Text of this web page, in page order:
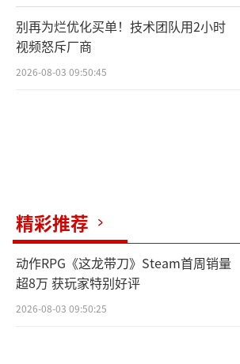
别再为烂优化买单！技术团队用2小时
视频怒斥厂商
2026-08-03 09:50:45
精彩推荐
动作RPG《这龙带刀》Steam首周销量
超8万 获玩家特别好评
2026-08-03 09:50:25